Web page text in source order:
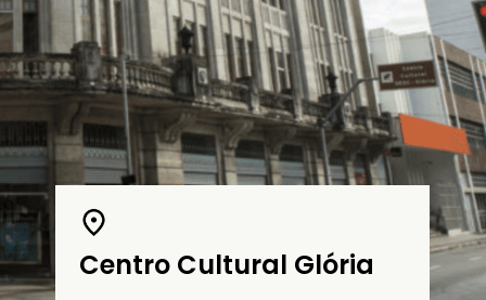
Centro Cultural Glória